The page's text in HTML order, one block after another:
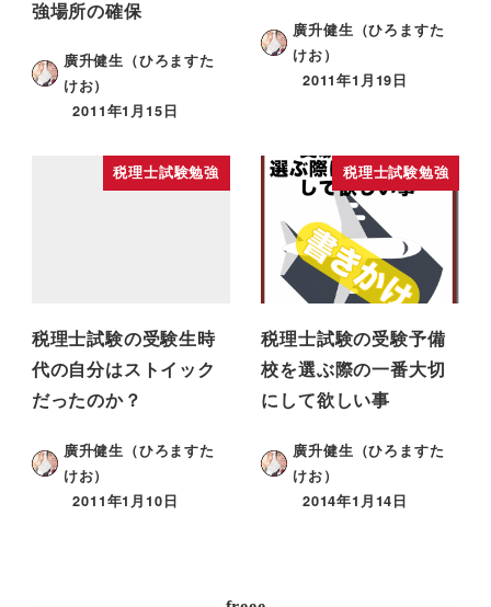
強場所の確保
廣升健生（ひろますた
けお）
2011年1月15日
廣升健生（ひろますた
けお）
2011年1月19日
税理士試験勉強
税理士試験の受験生時
代の自分はストイック
だったのか？
廣升健生（ひろますた
けお）
2011年1月10日
税理士試験勉強
税理士試験の受験予備
校を選ぶ際の一番大切
にして欲しい事
廣升健生（ひろますた
けお）
2014年1月14日